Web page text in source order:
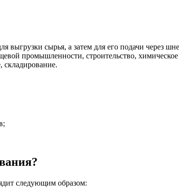
выгрузки сырья, а затем для его подачи через
промышленности, строительство,
складирование.
следующим образом: